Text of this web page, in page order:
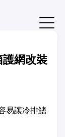
護網改裝
易讓冷排鰭